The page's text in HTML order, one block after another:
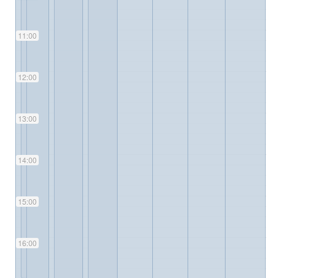
11:00
12:00
13:00
14:00
15:00
16:00